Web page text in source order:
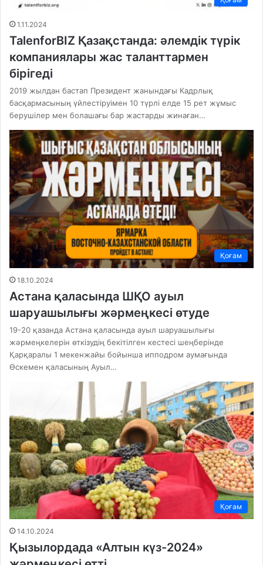
1.11.2024
TalenforBIZ Қазақстанда: әлемдік түрік
компаниялары жас таланттармен
бірігеді
2019 жылдан бастап Президент жанындағы Кадрлық
басқармасының үйлестіруімен 10 түрлі елде 15 рет жұмыс
берушілер мен болашағы бар жастарды жинаған…
Қоғам
18.10.2024
Астана қаласында ШҚО ауыл
шаруашылығы жәрмеңкесі өтуде
19-20 қазанда Астана қаласында ауыл шаруашылығы
жәрмеңкелерін өткізудің бекітілген кестесі шеңберінде
Қарқаралы 1 мекенжайы бойынша ипподром аумағында
Өскемен қаласының Ауыл…
Қоғам
14.10.2024
Қызылордада «Алтын күз-2024»